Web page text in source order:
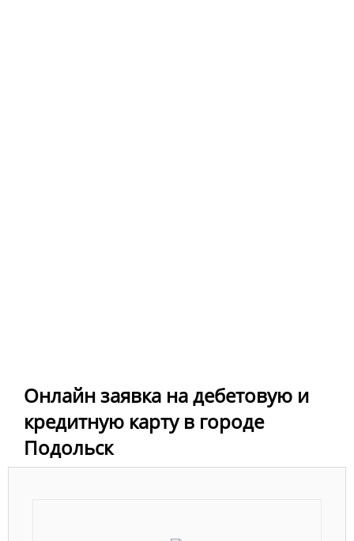
Онлайн заявка на дебетовую и
кредитную карту в городе
Подольск